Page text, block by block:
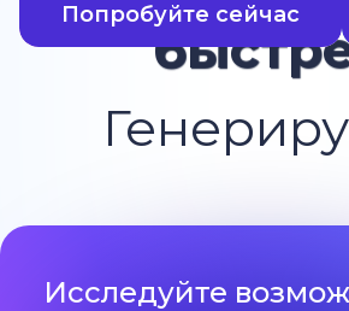
Попробуйте сейчас
Исследуйте